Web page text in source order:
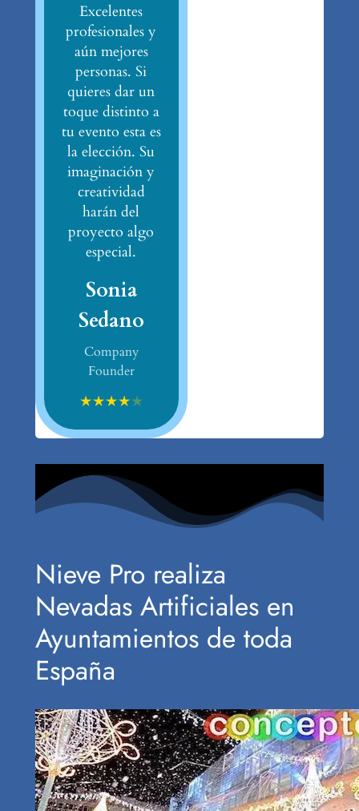
Excelentes
profesionales y
aún mejores
personas. Si
quieres dar un
toque distinto a
tu evento esta es
la elección. Su
imaginación y
creatividad
harán del
proyecto algo
especial.
Sonia
Sedano
Company
Founder
★★★★★
Nieve Pro realiza
Nevadas Artificiales en
Ayuntamientos de toda
España